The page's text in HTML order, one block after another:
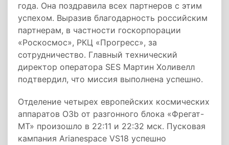
года. Она поздравила всех партнеров с этим
успехом. Выразив благодарность российским
партнерам, в частности госкорпорации
«Роскосмос», РКЦ «Прогресс», за
сотрудничество. Главный технический
директор оператора SES Мартин Холивелл
подтвердил, что миссия выполнена успешно.
Отделение четырех европейских космических
аппаратов O3b от разгонного блока «Фрегат-
МТ» произошло в 22:11 и 22:32 мск. Пусковая
кампания Arianespace VS18 успешно